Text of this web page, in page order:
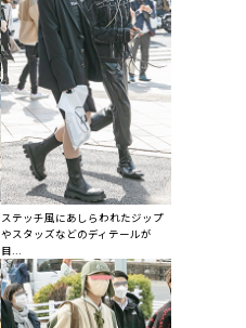
ステッチ風にあしらわれたジップ
やスタッズなどのディテールが
目...